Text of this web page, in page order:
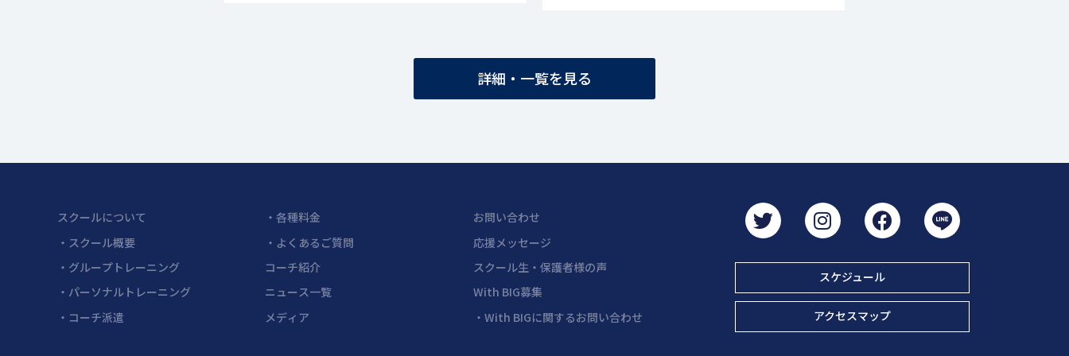
詳細・一覧を見る
スクールについて
・スクール概要
・グループトレーニング
・パーソナルトレーニング
・コーチ派遣
・各種料金
・よくあるご質問
コーチ紹介
ニュース一覧
メディア
お問い合わせ
応援メッセージ
スクール生・保護者様の声
With BIG募集
・With BIGに関するお問い合わせ
スケジュール
アクセスマップ